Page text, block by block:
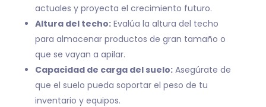
actuales y proyecta el crecimiento futuro.
Altura del techo:Evalúa la altura del techo
para almacenar productos de gran tamaño o
que se vayan a apilar.
Capacidad de carga del suelo:Asegúrate de
que el suelo pueda soportar el peso de tu
inventario y equipos.